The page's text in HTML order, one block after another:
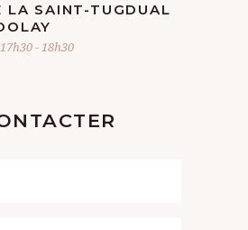
LA SAINT-TUGDUAL
-18h30